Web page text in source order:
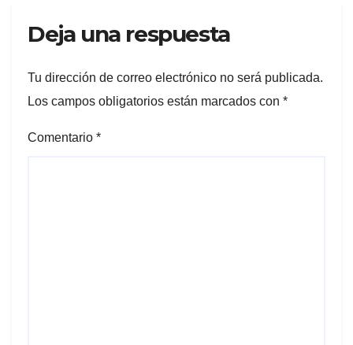
Deja una respuesta
Tu dirección de correo electrónico no será publicada.
Los campos obligatorios están marcados con *
Comentario *